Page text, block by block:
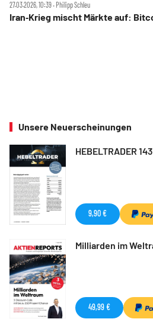
27.03.2026, 10:39 ‧ Philipp Schleu
Iran‑Krieg mischt Märkte auf:
Unsere Neuerscheinungen
HEBELTRADER
9,90 €
Milliarden im
49,99 €